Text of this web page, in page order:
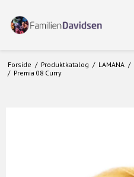
Forside / Produktkatalog / LAMANA /
/ Premia 08 Curry